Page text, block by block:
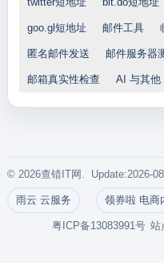
goo.gl短地址 邮件工具
匿名邮件发送 邮件服务器
邮箱真实性检查 AI 与其他
© 2026查错IT网. Update:2026-
雨云 云服务 领券啦 电商
站
粤ICP备13083991号